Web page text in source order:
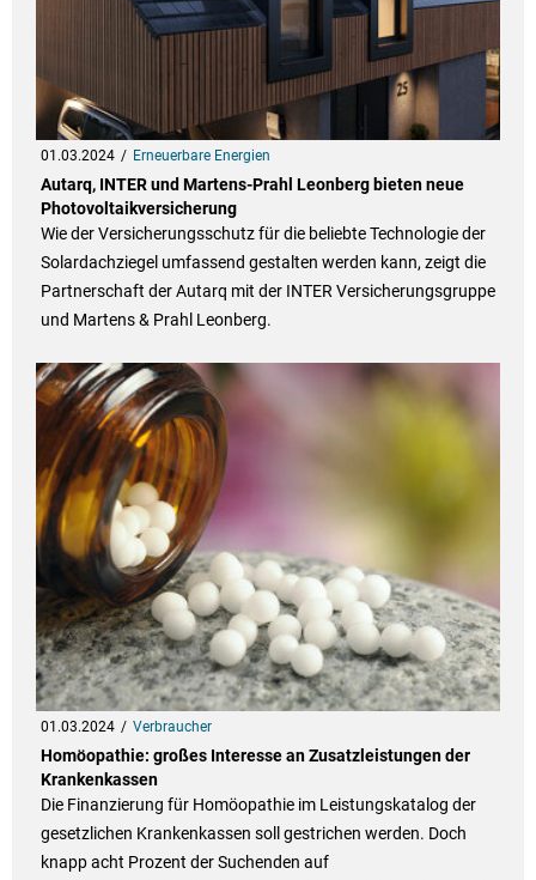
01.03.2024 Erneuerbare Energien
Autarq, INTER und Martens-Prahl Leonberg bieten neue
Photovoltaikversicherung
Wie der Versicherungsschutz für die beliebte Technologie der
Solardachziegel umfassend gestalten werden kann, zeigt die
Partnerschaft der Autarq mit der INTER Versicherungsgruppe
und Martens & Prahl Leonberg.
01.03.2024 Verbraucher
Homöopathie: großes Interesse an Zusatzleistungen der
Krankenkassen
Die Finanzierung für Homöopathie im Leistungskatalog der
gesetzlichen Krankenkassen soll gestrichen werden. Doch
knapp acht Prozent der Suchenden auf